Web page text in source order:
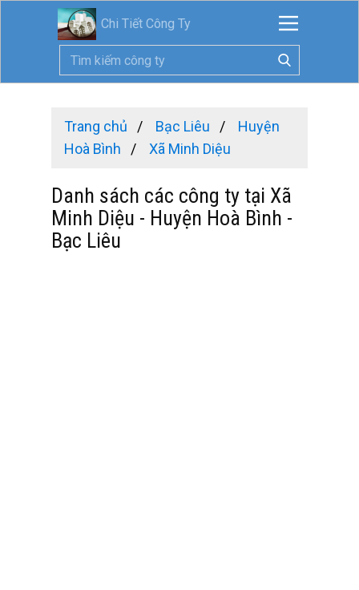
Chi Tiết Công Ty
Trang chủ Bạc Liêu
Huyện
Hoà Bình
Xã Minh Diệu
Danh sách các công ty tại Xã
Minh Diệu - Huyện Hoà Bình -
Bạc Liêu